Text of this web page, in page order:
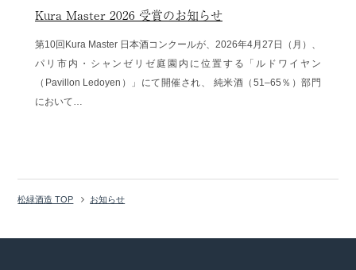
Kura Master 2026 受賞のお知らせ
第10回Kura Master 日本酒コンクールが、2026年4月27日（月）、
パリ市内・シャンゼリゼ庭園内に位置する「ルドワイヤン
（Pavillon Ledoyen）」にて開催され、 純米酒（51–65％）部門
において…
松緑酒造 TOP お知らせ